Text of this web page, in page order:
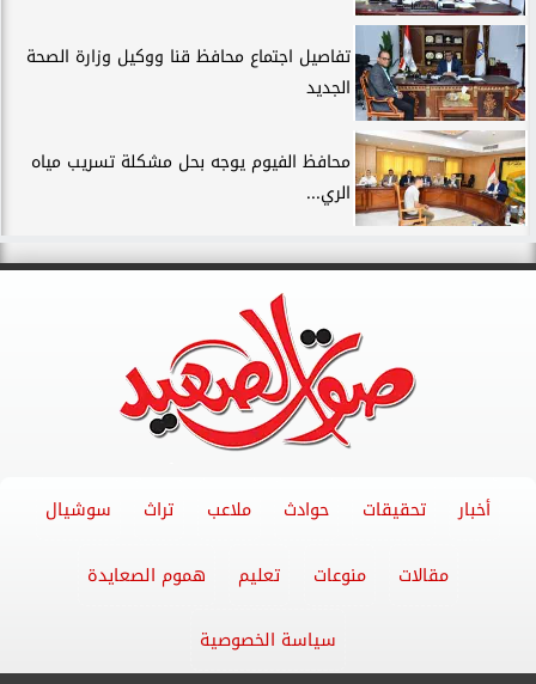
تفاصيل اجتماع محافظ قنا ووكيل وزارة الصحة
الجديد
محافظ الفيوم يوجه بحل مشكلة تسريب مياه
الري...
أخبار تحقيقات حوادث ملاعب تراث سوشيال
مقالات منوعات تعليم هموم الصعايدة
سياسة الخصوصية